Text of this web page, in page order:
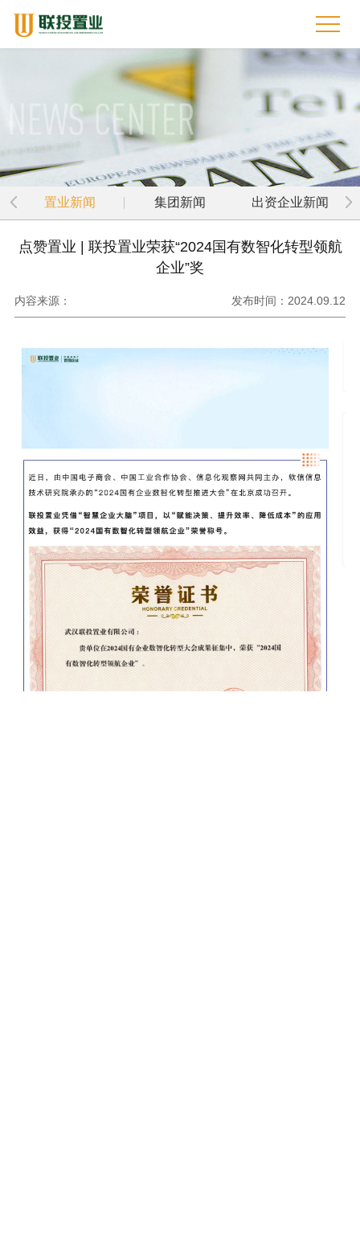
置业新闻 集团新闻 出资企业新闻
点赞置业 | 联投置业荣获“2024国有数智化转型领航
企业”奖
内容来源： 发布时间：2024.09.12